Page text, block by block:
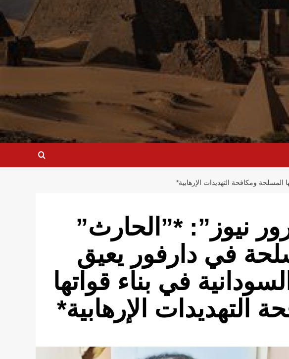
ومكافحة التهديدات الإرهابية*
نيوز”: *”الحارث”
في دارفور يعيق
في بناء قواتها
التهديدات الإرهابية*